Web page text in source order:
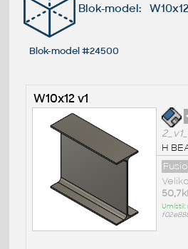
Blok-model:
Blok-model #24500
W10x12 v1
H
Umístil: